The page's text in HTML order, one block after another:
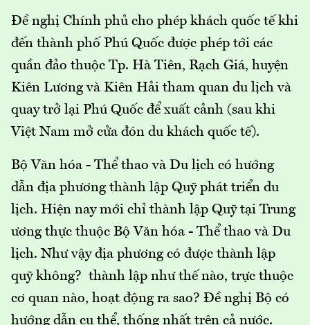
Đề nghị Chính phủ cho phép khách quốc tế khi
đến thành phố Phú Quốc được phép tới các
quần đảo thuộc Tp. Hà Tiên, Rạch Giá, huyện
Kiên Lương và Kiên Hải tham quan du lịch và
quay trở lại Phú Quốc để xuất cảnh (sau khi
Việt Nam mở cửa đón du khách quốc tế).
Bộ Văn hóa - Thể thao và Du lịch có hướng
dẫn địa phương thành lập Quỹ phát triển du
lịch. Hiện nay mới chỉ thành lập Quỹ tại Trung
ương thực thuộc Bộ Văn hóa - Thể thao và Du
lịch. Như vậy địa phương có được thành lập
quỹ không? thành lập như thế nào, trực thuộc
cơ quan nào, hoạt động ra sao? Đề nghị Bộ có
hướng dẫn cụ thể, thống nhất trên cả nước.